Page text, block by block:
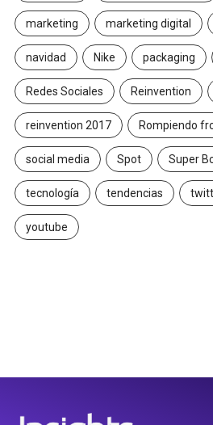
marketing marketing digital
navidad Nike packaging
Redes Sociales Reinvention
reinvention 2017 Rompiendo
social media Spot Super
tecnología tendencias
youtube